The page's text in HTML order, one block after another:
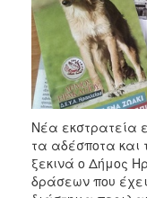
2010
2006
ΤΟΠΟΣ
ΠΟΛΙΤΙΣΜΟΣ
Νέα εκστρατεία
τα αδέσποτα και
ξεκινά ο Δήμος
δράσεων που